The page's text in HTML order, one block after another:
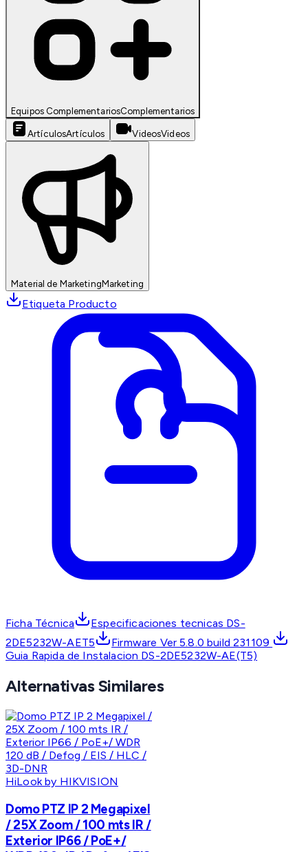
Equipos ComplementariosComplementarios
ArtículosArtículos VideosVideos
Material de MarketingMarketing
Etiqueta Producto
Ficha Técnica
Especificaciones tecnicas DS-
2DE5232W-AET5
Firmware Ver 5.8.0 build 231109
Guia Rapida de Instalacion DS-2DE5232W-AE(T5)
Alternativas Similares
HiLook by HIKVISION
Domo PTZ IP 2 Megapixel
/ 25X Zoom / 100 mts IR /
Exterior IP66 / PoE+/